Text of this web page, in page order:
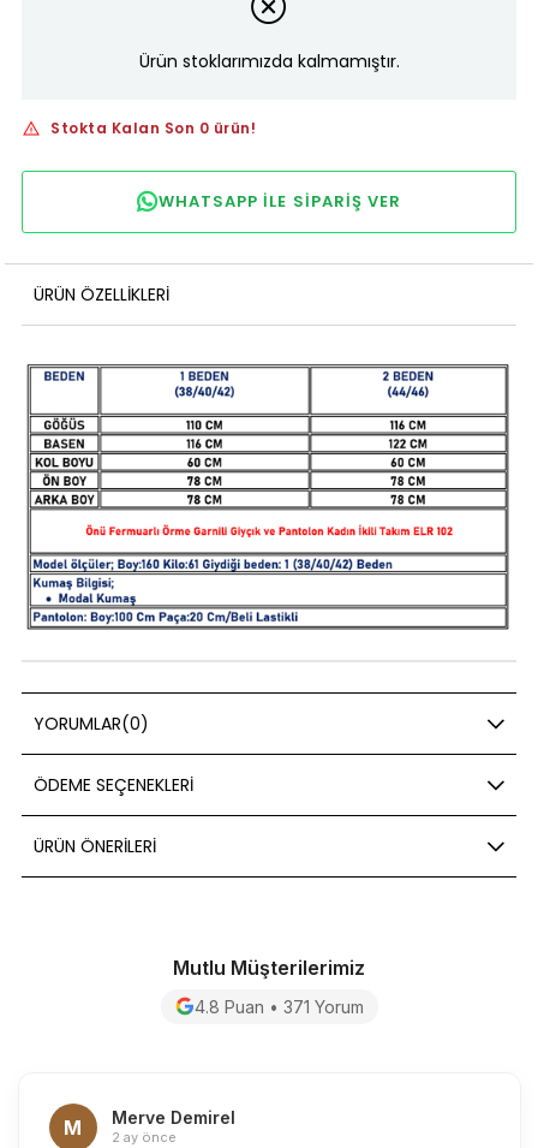
Ürün stoklarımızda kalmamıştır.
Stokta Kalan Son 0 ürün!
WHATSAPP ILE SIPARIŞ VER
ÜRÜN ÖZELLIKLERI
YORUMLAR(0)
ÖDEME SEÇENEKLERI
ÜRÜN ÖNERILERI
Mutlu Müşterilerimiz
4.8 Puan • 371 Yorum
M Merve Demirel
2 ay önce